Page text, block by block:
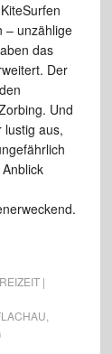
– unzählige
das
Der
Und
lustig aus,
|